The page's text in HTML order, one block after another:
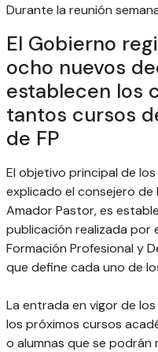
Durante la reunión
El Gobierno
ocho nuevos
establecen los
tantos cursos
de FP
El objetivo principal de
explicado el consejero
Amador Pastor, es
publicación realizada por
Formación Profesional y
que define cada uno de
La entrada en vigor de
los próximos cursos
o alumnas que se